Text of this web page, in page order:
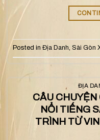
Posted in Địa Danh, Sài Gòn
ĐỊA
CÂU
NỔI TIẾNG
TRÌNH TỪ